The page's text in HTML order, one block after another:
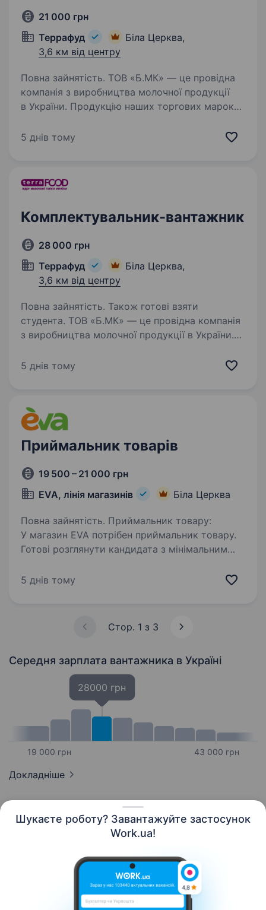
Шукаєте роботу? Завантажуйте застосунок
Work.ua!
21 000 грн
Террафуд
Біла Церква,
3,6 км від центру
Повна зайнятість. ТОВ «Б.МК» — це провідна
компанія з виробництва молочної продукції
в України. Продукцію наших торгових марок
зі збільшення обсягів виробництва
5 днів тому
Комплектувальник-вантажник
28 000 грн
Террафуд
Біла Церква,
3,6 км від центру
Повна зайнятість. Також готові взяти
студента. ТОВ «Б.МК» — це провідна компанія
з виробництва молочної продукції в України.
зустріти в кожному магазині. У зв’язку зі
5 днів тому
Приймальник товарів
19 500 – 21 000 грн
EVA, лінія магазинів
Біла Церква
Повна зайнятість. Приймальник товару:
У магазин EVA потрібен приймальник товару.
Готові розглянути кандидата з мінімальним
приймальником. Гарантуємо базові соціальні
5 днів тому
Стор. 1 з 3
Середня зарплата вантажника в Україні
19 000 грн
28000 грн
43 000 грн
Докладніше